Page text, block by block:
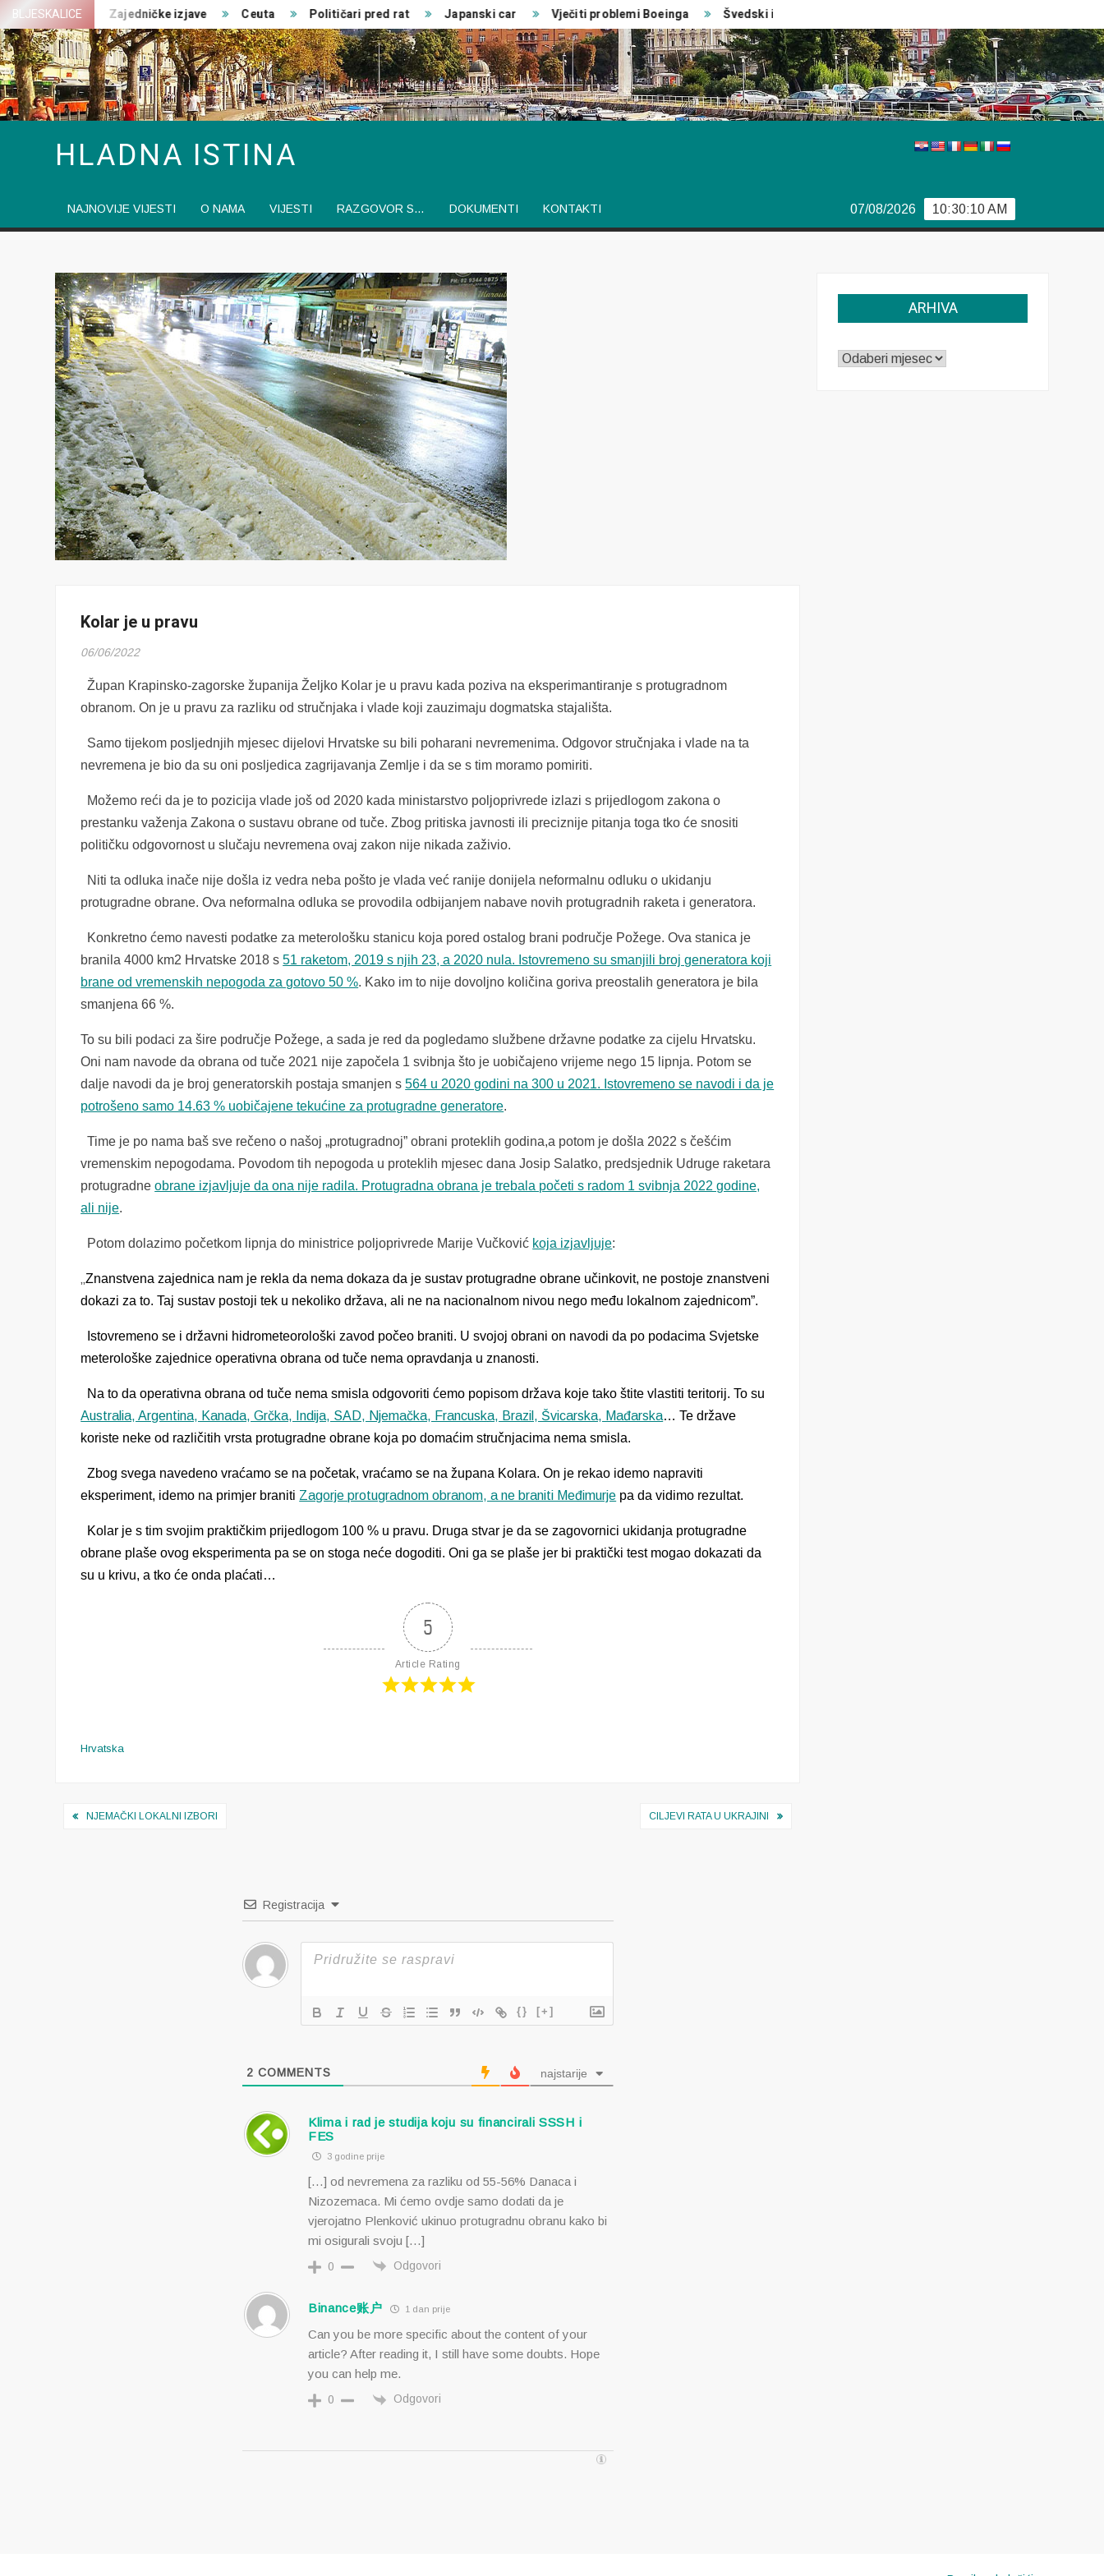
Skip
to
content
BLJESKALICE Zajedničke izjave Ceuta Političari pred rat Japanski car Vječiti problemi Boeinga Švedski izbori
HLADNA ISTINA
NAJNOVIJE VIJESTI O NAMA VIJESTI RAZGOVOR S… DOKUMENTI KONTAKTI 10:30:10 AM
07/08/2026
Kolar je u pravu
06/06/2022
Župan Krapinsko-zagorske županija Željko Kolar je u pravu kada poziva na eksperimantiranje s protugradnom
obranom. On je u pravu za razliku od stručnjaka i vlade koji zauzimaju dogmatska stajališta.
Samo tijekom posljednjih mjesec dijelovi Hrvatske su bili poharani nevremenima. Odgovor stručnjaka i vlade na ta
nevremena je bio da su oni posljedica zagrijavanja Zemlje i da se s tim moramo pomiriti.
Možemo reći da je to pozicija vlade još od 2020 kada ministarstvo poljoprivrede izlazi s prijedlogom zakona o
prestanku važenja Zakona o sustavu obrane od tuče. Zbog pritiska javnosti ili preciznije pitanja toga tko će snositi
političku odgovornost u slučaju nevremena ovaj zakon nije nikada zaživio.
Niti ta odluka inače nije došla iz vedra neba pošto je vlada već ranije donijela neformalnu odluku o ukidanju
protugradne obrane. Ova neformalna odluka se provodila odbijanjem nabave novih protugradnih raketa i generatora.
Konkretno ćemo navesti podatke za meterološku stanicu koja pored ostalog brani područje Požege. Ova stanica je
branila 4000 km2 Hrvatske 2018 s51 raketom, 2019 s njih 23, a 2020 nula. Istovremeno su smanjili broj generatora koji
brane od vremenskih nepogoda za gotovo 50 %. Kako im to nije dovoljno količina goriva preostalih generatora je bila
smanjena 66 %.
To su bili podaci za šire područje Požege, a sada je red da pogledamo službene državne podatke za cijelu Hrvatsku.
Oni nam navode da obrana od tuče 2021 nije započela 1 svibnja što je uobičajeno vrijeme nego 15 lipnja. Potom se
dalje navodi da je broj generatorskih postaja smanjen s564 u 2020 godini na 300 u 2021. Istovremeno se navodi i da je
potrošeno samo 14.63 % uobičajene tekućine za protugradne generatore.
Time je po nama baš sve rečeno o našoj „protugradnoj” obrani proteklih godina,a potom je došla 2022 s češćim
vremenskim nepogodama. Povodom tih nepogoda u proteklih mjesec dana Josip Salatko, predsjednik Udruge raketara
protugradneobrane izjavljuje da ona nije radila. Protugradna obrana je trebala početi s radom 1 svibnja 2022 godine,
ali nije.
Potom dolazimo početkom lipnja do ministrice poljoprivrede Marije Vučković koja izjavljuje:
„Znanstvena zajednica nam je rekla da nema dokaza da je sustav protugradne obrane učinkovit, ne postoje znanstveni
dokazi za to. Taj sustav postoji tek u nekoliko država, ali ne na nacionalnom nivou nego među lokalnom zajednicom”.
Istovremeno se i državni hidrometeorološki zavod počeo braniti. U svojoj obrani on navodi da po podacima Svjetske
meterološke zajednice operativna obrana od tuče nema opravdanja u znanosti.
Na to da operativna obrana od tuče nema smisla odgovoriti ćemo popisom država koje tako štite vlastiti teritorij. To su
Australia, Argentina, Kanada, Grčka, Indija, SAD, Njemačka, Francuska, Brazil, Švicarska, Mađarska…Te države
koriste neke od različitih vrsta protugradne obrane koja po domaćim stručnjacima nema smisla.
Zbog svega navedeno vraćamo se na početak, vraćamo se na župana Kolara. On je rekao idemo napraviti
eksperiment, idemo na primjer braniti Zagorje protugradnom obranom, a ne braniti Međimurje pa da vidimo rezultat.
Kolar je s tim svojim praktičkim prijedlogom 100 % u pravu. Druga stvar je da se zagovornici ukidanja protugradne
obrane plaše ovog eksperimenta pa se on stoga neće dogoditi. Oni ga se plaše jer bi praktički test mogao dokazati da
su u krivu, a tko će onda plaćati…
5
Article Rating
Hrvatska
Navigacija
NJEMAČKI LOKALNI IZBORI CILJEVI RATA U UKRAJINI
Registracija
{} [+]
2 COMMENTS najstarije
Klima i rad je studija koju su financirali SSSH i
FES
3 godine prije
[…] od nevremena za razliku od 55-56% Danaca i
Nizozemaca. Mi ćemo ovdje samo dodati da je
vjerojatno Plenković ukinuo protugradnu obranu kako bi
mi osigurali svoju […]
0 Odgovori
Binance账户 1 dan prije
Can you be more specific about the content of your
article? After reading it, I still have some doubts. Hope
you can help me.
0 Odgovori
ARHIVA
ARHIVA